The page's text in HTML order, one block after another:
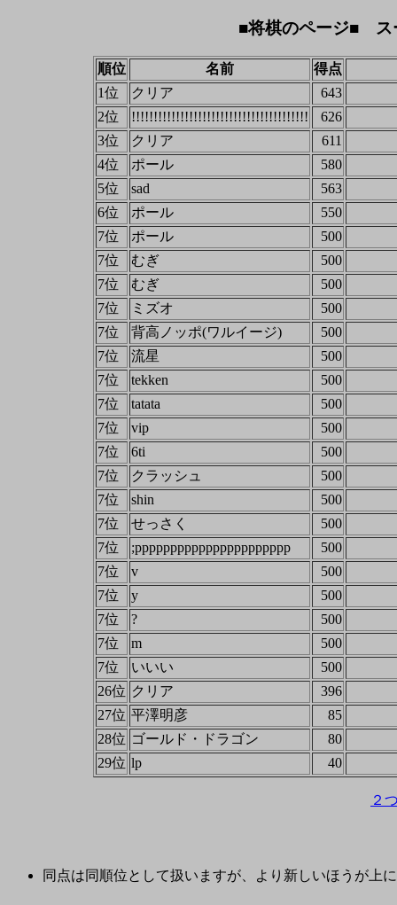
■将棋のページ■ ス
順位 名前
得点
1位
クリア
643
2位
!!!!!!!!!!!!!!!!!!!!!!!!!!!!!!!!!!!!!!!!
626
3位
クリア
611
4位
ポール
580
5位
sad
563
6位
ポール
550
7位
ポール
500
7位
むぎ
500
7位
むぎ
500
7位
ミズオ
500
7位
背高ノッポ(ワルイージ)
500
7位
流星
500
7位
tekken
500
7位
tatata
500
7位
vip
500
7位
6ti
500
7位
クラッシュ
500
7位
shin
500
7位
せっさく
500
7位
;pppppppppppppppppppppp
500
7位
v
500
7位
y
500
7位
?
500
7位
m
500
7位
いいい
500
26位 クリア
396
27位 平澤明彦
85
28位 ゴールド・ドラゴン
80
29位 lp 40
２
同点は同順位として扱いますが、より新しいほうが上